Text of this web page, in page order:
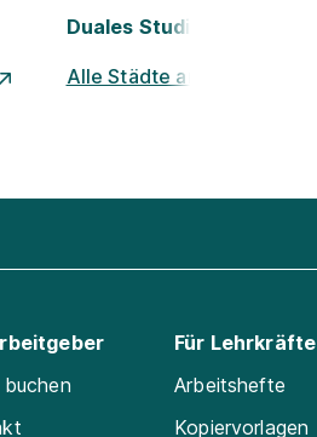
Duales Studium Nürnberg
Alle Städte ansehen
Für Lehrkräfte
Arbeitshefte
Kopiervorlagen